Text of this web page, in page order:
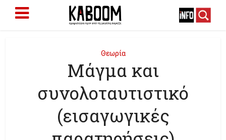
Θεωρία
Μάγμα και
συνολοταυτιστικό
(εισαγωγικές